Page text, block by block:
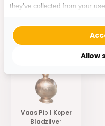
Eerder bekeken door
Vaas Pip | Koper
Bladzilver
they've collected from your
Allow